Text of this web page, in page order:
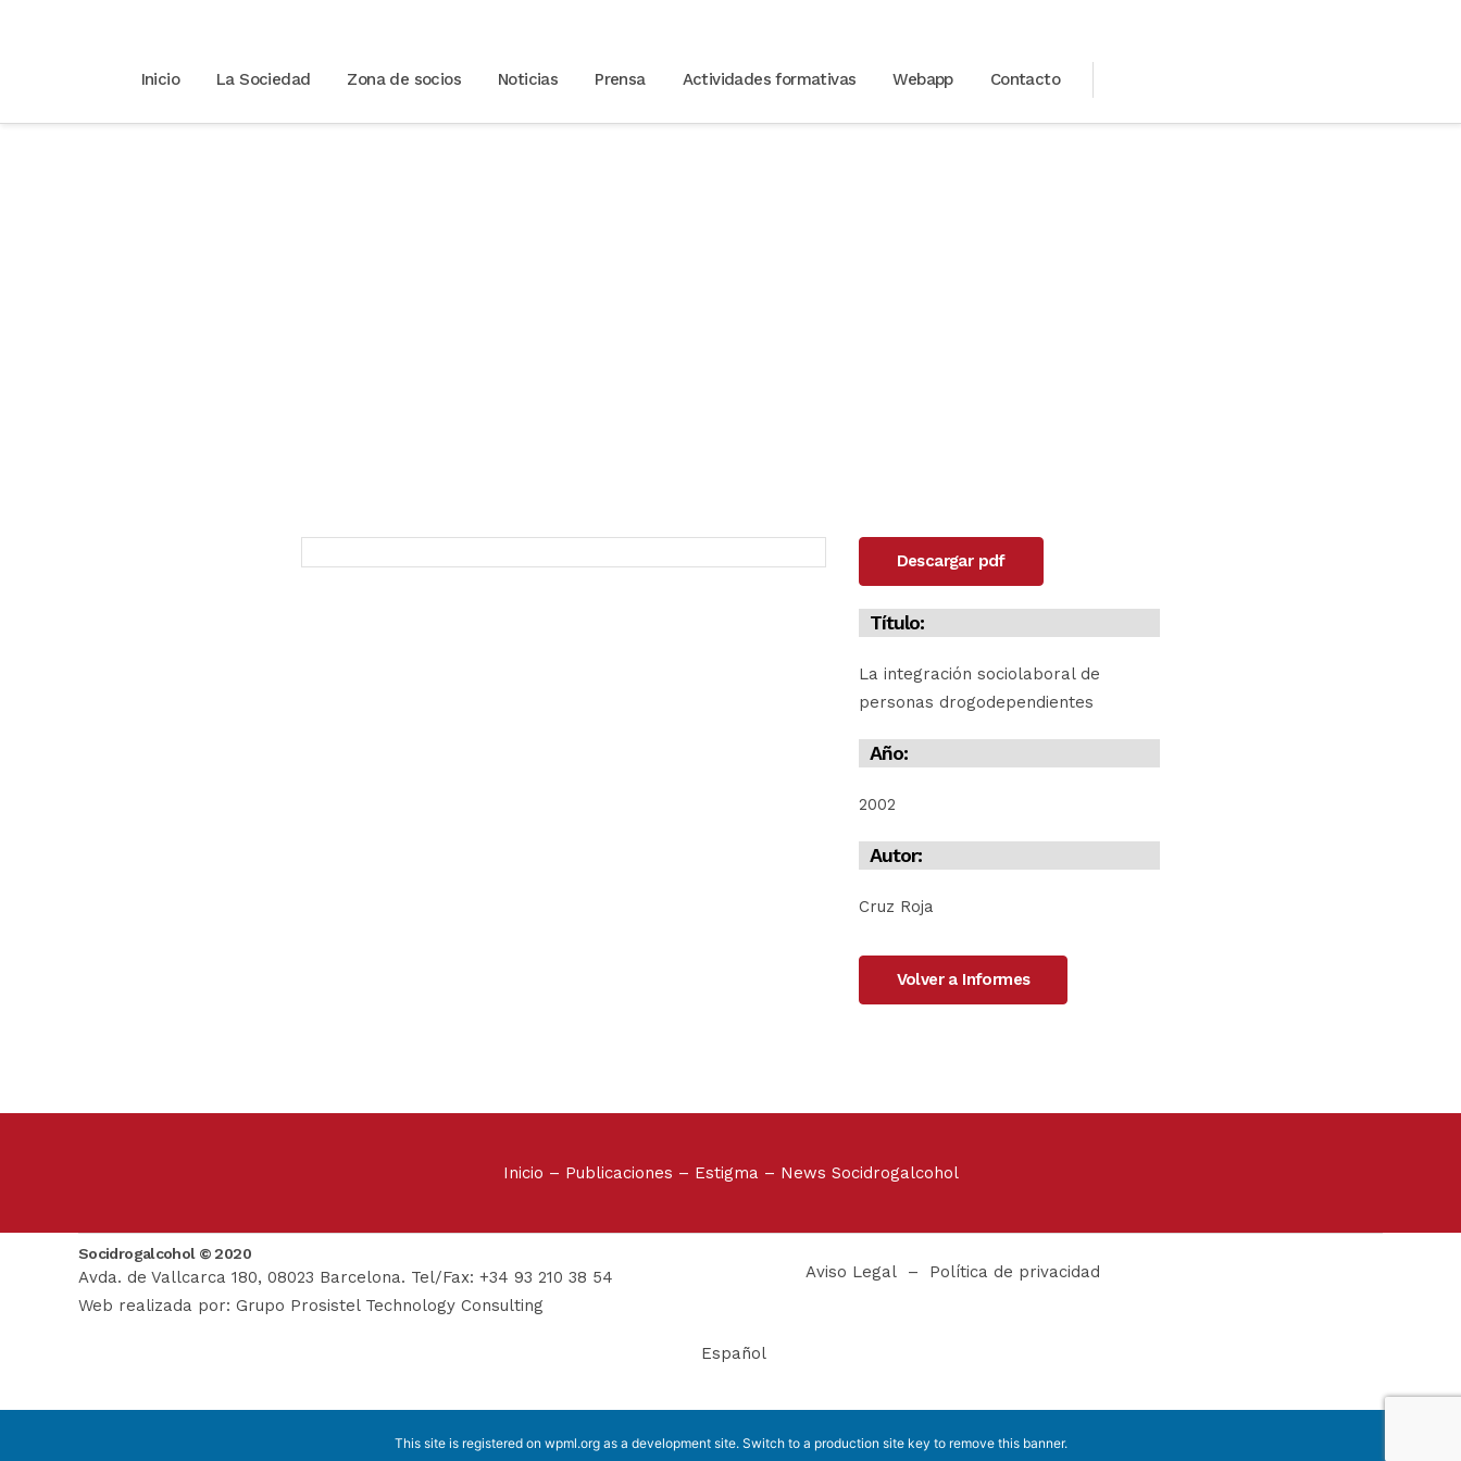
Inicio La Sociedad Zona de socios Noticias Prensa Actividades formativas Webapp Contacto
Descargar pdf
Título:
La integración sociolaboral de
personas drogodependientes
Año:
2002
Autor:
Cruz Roja
Volver a Informes
Inicio – Publicaciones – Estigma – News Socidrogalcohol
Socidrogalcohol © 2020
Avda. de Vallcarca 180, 08023 Barcelona. Tel/Fax: +34 93 210 38 54
Web realizada por: Grupo Prosistel Technology Consulting
Aviso Legal – Política de privacidad
Español
This site is registered on wpml.orgas a development site. Switch to a production site key to remove this banner.